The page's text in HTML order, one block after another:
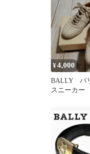
¥4,000
BALLY バ
スニーカー